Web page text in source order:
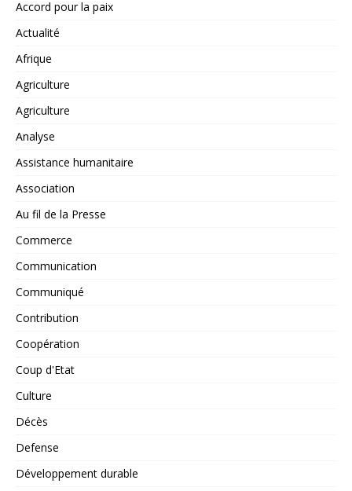
Accord pour la paix
Actualité
Afrique
Agriculture
Agriculture
Analyse
Assistance humanitaire
Association
Au fil de la Presse
Commerce
Communication
Communiqué
Contribution
Coopération
Coup d'Etat
Culture
Décès
Defense
Développement durable